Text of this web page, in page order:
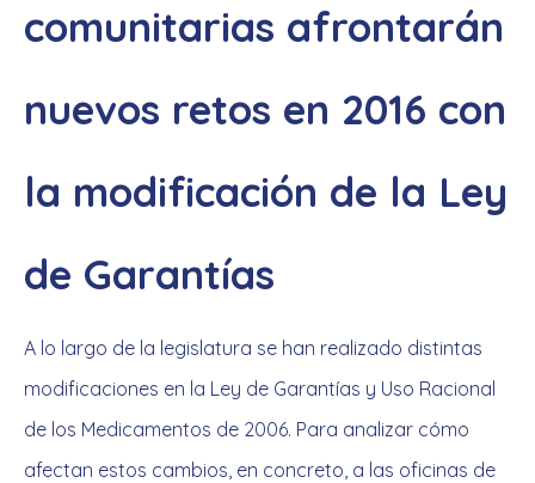
comunitarias afrontarán
nuevos retos en 2016 con
la modificación de la Ley
de Garantías
A lo largo de la legislatura se han realizado distintas
modificaciones en la Ley de Garantías y Uso Racional
de los Medicamentos de 2006. Para analizar cómo
afectan estos cambios, en concreto, a las oficinas de